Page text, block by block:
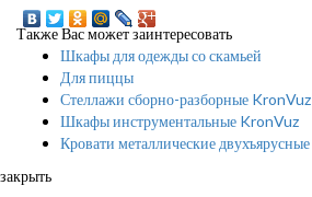
Также Вас может заинтересовать
Шкафы для одежды со скамьей
Для пиццы
Стеллажи сборно-разборные KronVuz
Шкафы инструментальные KronVuz
Кровати металлические двухъярусные
закрыть